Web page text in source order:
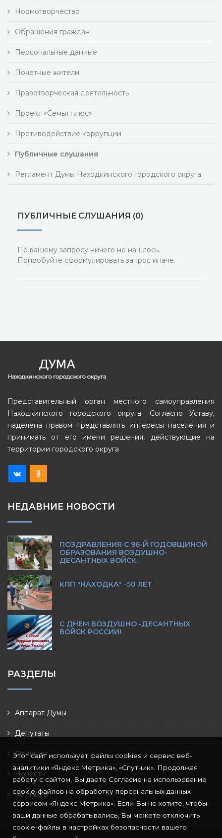
Нормотворчество
Обращения граждан
Персональные данные
Почетные жители
Правотворческая деятельность
Проект «Семья плюс»
Противодействие коррупции
Публичные слушания
Регламент Думы Находкинского городского округа
ПУБЛИЧНЫЕ СЛУШАНИЯ (0)
По вашему запросу ничего не нашлось.
Попробуйте сформулировать запрос иначе.
Представительный орган местного самоуправления
Находкинского городского округа. Согласно Уставу,
наделена правом представлять интересы населения и
принимать от его имени решения, действующие на
территории городского округа
НЕДАВНИЕ НОВОСТИ
ПОЗДРАВЛЕНИЯ С 96-Й ГОДОВЩИНОЙ
ОБРАЗОВАНИЯ ВОЗДУШНО-
ДЕСАНТНЫХ ВОЙСК.
КПП "НАХОДКА" -50 ЛЕТ
С ДНЕМ ВОЗДУШНО -ДЕСАНТНЫХ
ВОЙСК РОССИИ!
РАЗДЕЛЫ
Аппарат Думы
Депутаты
Фракции
Новости
Контакты
Этот сайт использует файлы cookies и сервис веб-
аналитики «Яндекс.Метрика», «Спутник». Продолжая
работу с сайтом, Вы даете Согласие на использование
cookie-файлов на обработку персональных данных
сервисом «Яндекс.Метрика». Если Вы не хотите, чтобы
ваши данные обрабатывались, Вы можете отключить
cookie-файлы в настройках безопасности вашего